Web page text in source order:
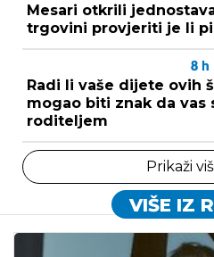
Mesari otkrili
trgovini provjeriti je li
8 h
Radi li vaše dijete ovih
mogao biti znak da vas
roditeljem
Prikaži
VIŠE IZ